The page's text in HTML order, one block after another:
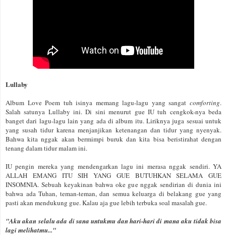
Lullaby
Album Love Poem tuh isinya memang lagu-lagu yang sangat comforting.
Salah satunya Lullaby ini. Di sini menurut gue IU tuh cengkok-nya beda
banget dari lagu-lagu lain yang ada di album itu. Liriknya juga sesuai untuk
yang susah tidur karena menjanjikan ketenangan dan tidur yang nyenyak.
Bahwa kita nggak akan bermimpi buruk dan kita bisa beristirahat dengan
tenang dalam tidur malam ini.
IU pengin mereka yang mendengarkan lagu ini merasa nggak sendiri. YA
ALLAH EMANG ITU SIH YANG GUE BUTUHKAN SELAMA GUE
INSOMNIA. Sebuah keyakinan bahwa oke gue nggak sendirian di dunia ini
bahwa ada Tuhan, teman-teman, dan semua keluarga di belakang gue yang
pasti akan mendukung gue. Kalau aja gue lebih terbuka soal masalah gue.
"Aku akan selalu ada di sana untukmu dan hari-hari di mana aku tidak bisa
lagi melihatmu..."